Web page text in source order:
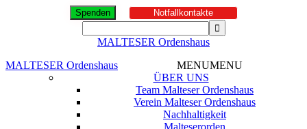
Spenden Notfallkontakte
MALTESER Ordenshaus
MALTESER Ordenshaus
MENUMENU
ÜBER UNS
Team Malteser Ordenshaus
Verein Malteser Ordenshaus
Nachhaltigkeit
Malteserorden